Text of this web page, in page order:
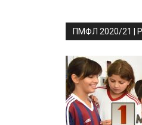
ПМФЛ 2020/21 |